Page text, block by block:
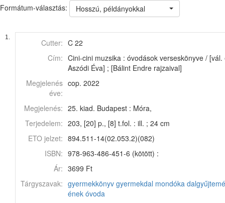
Formátum-választás: Hosszú, példányokkal
1.
Cutter: C 22
Cím: Cini-cini muzsika : óvodások verseskönyve / [vál.
Aszódi Éva] ; [Bálint Endre rajzaival]
Megjelenés
éve:
cop. 2022
Megjelenés: 25. kiad. Budapest : Móra,
Terjedelem: 203, [20] p., [8] t.fol. : ill. ; 24 cm
ETO jelzet: 894.511-14(02.053.2)(082)
ISBN: 978-963-486-451-6 (kötött) :
Ár: 3699 Ft
Tárgyszavak: gyermekkönyv gyermekdal mondóka
ének óvoda